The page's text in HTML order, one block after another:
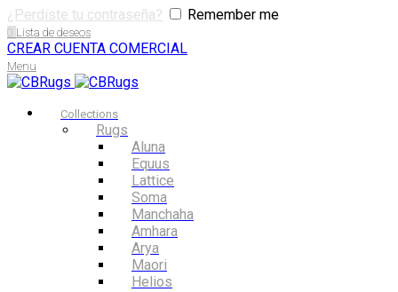
¿Perdiste tu contraseña? Remember me
0 Lista de deseos
CREAR CUENTA COMERCIAL
Menu
Collections
Rugs
Aluna
Equus
Lattice
Soma
Manchaha
Amhara
Arya
Maori
Helios